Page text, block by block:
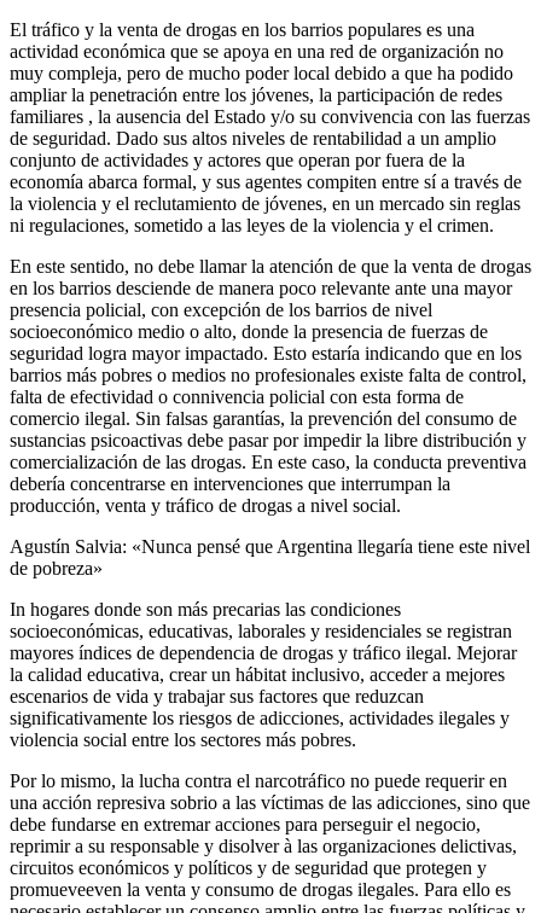
El tráfico y la venta de drogas en los barrios populares es una
actividad económica que se apoya en una red de organización no
muy compleja, pero de mucho poder local debido a que ha podido
ampliar la penetración entre los jóvenes, la participación de redes
familiares , la ausencia del Estado y/o su convivencia con las fuerzas
de seguridad. Dado sus altos niveles de rentabilidad a un amplio
conjunto de actividades y actores que operan por fuera de la
economía abarca formal, y sus agentes compiten entre sí a través de
la violencia y el reclutamiento de jóvenes, en un mercado sin reglas
ni regulaciones, sometido a las leyes de la violencia y el crimen.
En este sentido, no debe llamar la atención de que la venta de drogas
en los barrios desciende de manera poco relevante ante una mayor
presencia policial, con excepción de los barrios de nivel
socioeconómico medio o alto, donde la presencia de fuerzas de
seguridad logra mayor impactado. Esto estaría indicando que en los
barrios más pobres o medios no profesionales existe falta de control,
falta de efectividad o connivencia policial con esta forma de
comercio ilegal. Sin falsas garantías, la prevención del consumo de
sustancias psicoactivas debe pasar por impedir la libre distribución y
comercialización de las drogas. En este caso, la conducta preventiva
debería concentrarse en intervenciones que interrumpan la
producción, venta y tráfico de drogas a nivel social.
Agustín Salvia: «Nunca pensé que Argentina llegaría tiene este nivel
de pobreza»
In hogares donde son más precarias las condiciones
socioeconómicas, educativas, laborales y residenciales se registran
mayores índices de dependencia de drogas y tráfico ilegal. Mejorar
la calidad educativa, crear un hábitat inclusivo, acceder a mejores
escenarios de vida y trabajar sus factores que reduzcan
significativamente los riesgos de adicciones, actividades ilegales y
violencia social entre los sectores más pobres.
Por lo mismo, la lucha contra el narcotráfico no puede requerir en
una acción represiva sobrio a las víctimas de las adicciones, sino que
debe fundarse en extremar acciones para perseguir el negocio,
reprimir a su responsable y disolver à las organizaciones delictivas,
circuitos económicos y políticos y de seguridad que protegen y
promueveeven la venta y consumo de drogas ilegales. Para ello es